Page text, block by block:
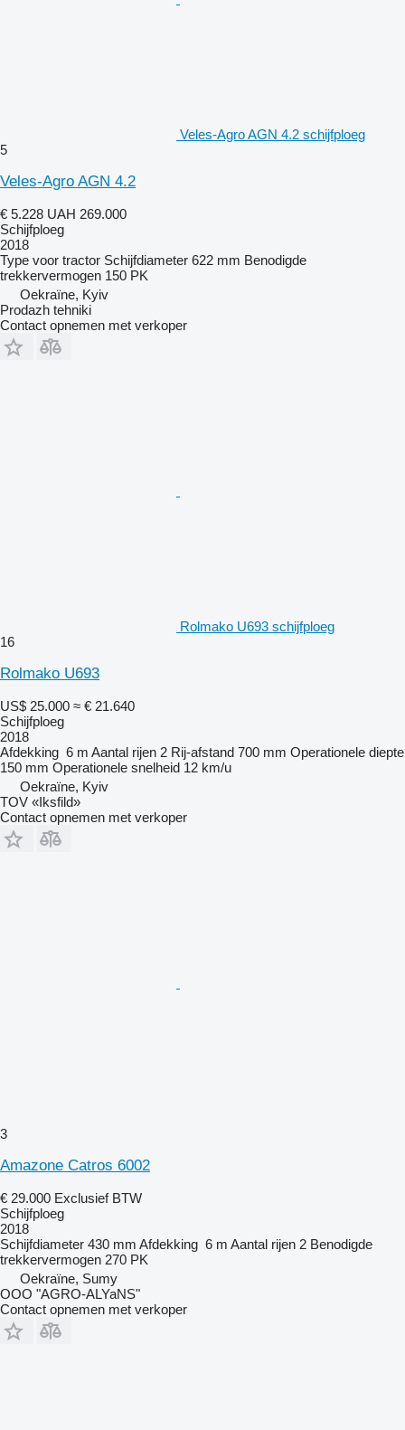
Veles-Agro AGN 4.2 schijfploeg
5
Veles-Agro AGN 4.2
€ 5.228 UAH 269.000
Schijfploeg
2018
Type voor tractor Schijfdiameter 622 mm Benodigde
trekkervermogen 150 PK
Oekraïne, Kyiv
Prodazh tehniki
Contact opnemen met verkoper
Rolmako U693 schijfploeg
16
Rolmako U693
US$ 25.000 ≈ € 21.640
Schijfploeg
2018
Afdekking 6 m Aantal rijen 2 Rij-afstand 700 mm Operationele diepte
150 mm Operationele snelheid 12 km/u
Oekraïne, Kyiv
TOV «Iksfild»
Contact opnemen met verkoper
3
Amazone Catros 6002
€ 29.000 Exclusief BTW
Schijfploeg
2018
Schijfdiameter 430 mm Afdekking 6 m Aantal rijen 2 Benodigde
trekkervermogen 270 PK
Oekraïne, Sumy
OOO "AGRO-ALYaNS"
Contact opnemen met verkoper